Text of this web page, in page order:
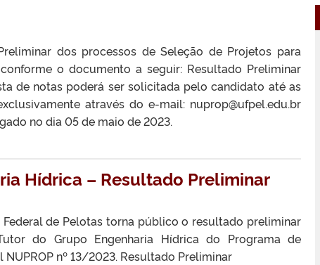
dos processos de Seleção de Projetos para
o documento a seguir: Resultado Preliminar
de notas poderá ser solicitada pelo candidato até as
através do e-mail: nuprop@ufpel.edu.br
no dia 05 de maio de 2023.
Hídrica – Resultado Preliminar
de Pelotas torna público o resultado preliminar
do Grupo Engenharia Hídrica do Programa de
nº 13/2023. Resultado Preliminar